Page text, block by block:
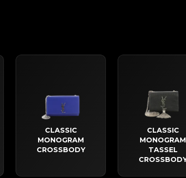
CLASSIC
MONOGRAM
CROSSBODY
CLASSIC
MONOGRAM
TASSEL